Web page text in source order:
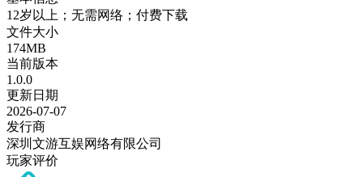
12岁以上；无需网络；付费下载
文件大小
174MB
当前版本
1.0.0
更新日期
2026-07-07
发行商
深圳文游互娱网络有限公司
玩家评价